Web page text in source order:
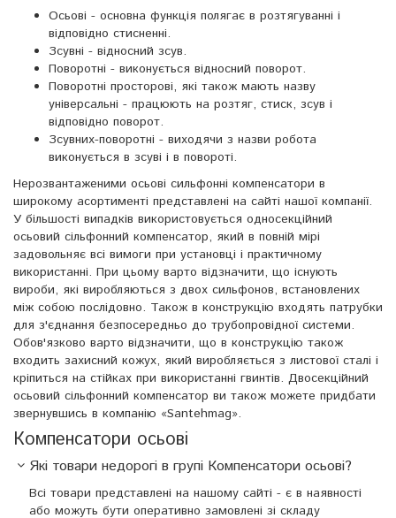
Осьові - основна функція полягає в розтягуванні і
відповідно стисненні.
Зсувні - відносний зсув.
Поворотні - виконується відносний поворот.
Поворотні просторові, які також мають назву
універсальні - працюють на розтяг, стиск, зсув і
відповідно поворот.
Зсувних-поворотні - виходячи з назви робота
виконується в зсуві і в повороті.
Нерозвантаженими осьові сильфонні компенсатори в
широкому асортименті представлені на сайті нашої компанії.
У більшості випадків використовується односекційний
осьовий сільфонний компенсатор, який в повній мірі
задовольняє всі вимоги при установці і практичному
використанні. При цьому варто відзначити, що існують
вироби, які виробляються з двох сильфонов, встановлених
між собою послідовно. Також в конструкцію входять патрубки
для з'єднання безпосередньо до трубопровідної системи.
Обов'язково варто відзначити, що в конструкцію також
входить захисний кожух, який виробляється з листової сталі і
кріпиться на стійках при використанні гвинтів. Двосекційний
осьовий сільфонний компенсатор ви також можете придбати
звернувшись в компанію «Santehmag».
Компенсатори осьові
Які товари недорогі в групі Компенсатори осьові?
Всі товари представлені на нашому сайті - є в наявності
або можуть бути оперативно замовлені зі складу